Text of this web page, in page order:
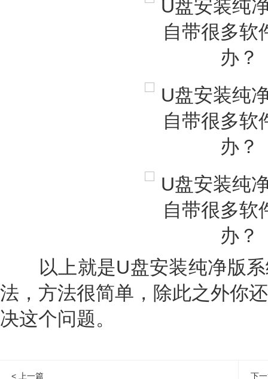
以上就是U盘安装纯净版系
法，方法很简单，除此之外你
决这个问题。
< 上一篇
下